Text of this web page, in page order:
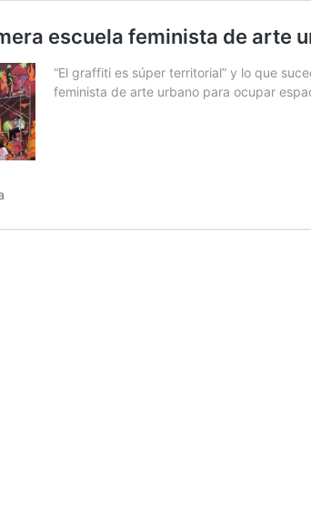
escuela feminista de arte
“El graffiti es súper territorial” y lo que
feminista de arte urbano para ocupar